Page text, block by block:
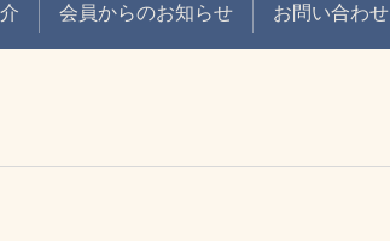
会員からのお知らせ お問い合わせ